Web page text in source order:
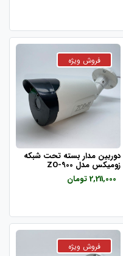
دوربین مدار بسته تحت شبکه
زومیکس مدل ZO-900
2,211,000 تومان